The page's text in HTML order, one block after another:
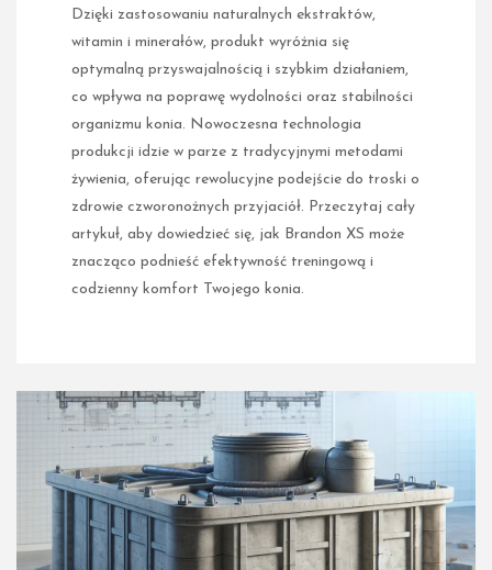
Dzięki zastosowaniu naturalnych ekstraktów,
witamin i minerałów, produkt wyróżnia się
optymalną przyswajalnością i szybkim działaniem,
co wpływa na poprawę wydolności oraz stabilności
organizmu konia. Nowoczesna technologia
produkcji idzie w parze z tradycyjnymi metodami
żywienia, oferując rewolucyjne podejście do troski o
zdrowie czworonożnych przyjaciół. Przeczytaj cały
artykuł, aby dowiedzieć się, jak Brandon XS może
znacząco podnieść efektywność treningową i
codzienny komfort Twojego konia.